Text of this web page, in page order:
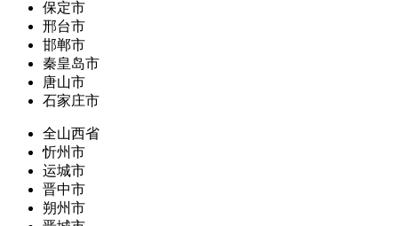
保定市
邢台市
邯郸市
秦皇岛市
唐山市
石家庄市
全山西省
忻州市
运城市
晋中市
朔州市